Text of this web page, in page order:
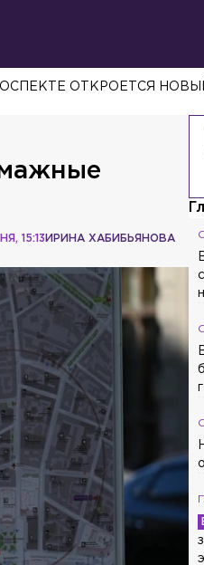
ОТКРОЕТСЯ
ИРИНА ХАБИБЬЯНОВА
15:13